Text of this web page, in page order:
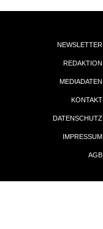
NEWSLETTER
REDAKTION
MEDIADATEN
KONTAKT
DATENSCHUTZ
IMPRESSUM
AGB